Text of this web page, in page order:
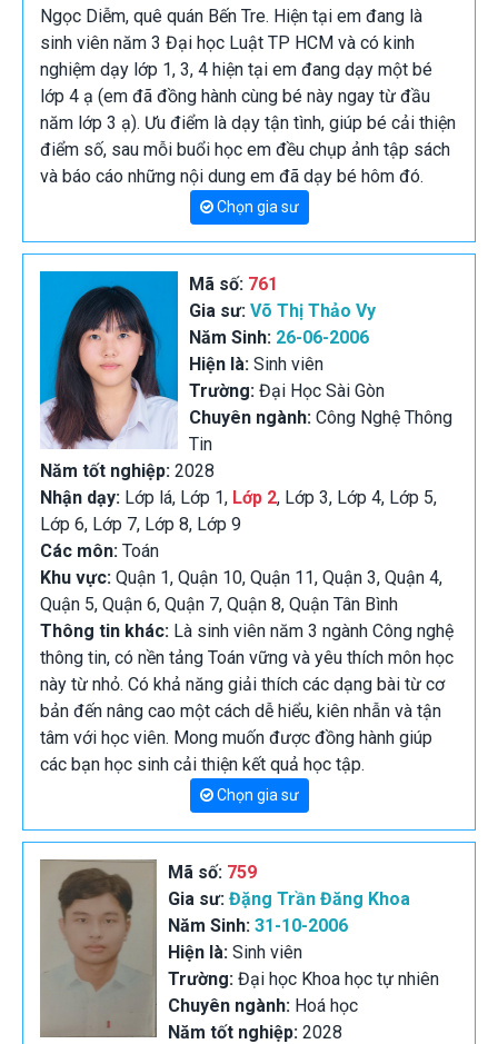
Ngọc Diễm, quê quán Bến Tre. Hiện tại em đang là
sinh viên năm 3 Đại học Luật TP HCM và có kinh
nghiệm dạy lớp 1, 3, 4 hiện tại em đang dạy một bé
lớp 4 ạ (em đã đồng hành cùng bé này ngay từ đầu
năm lớp 3 ạ). Ưu điểm là dạy tận tình, giúp bé cải thiện
điểm số, sau mỗi buổi học em đều chụp ảnh tập sách
và báo cáo những nội dung em đã dạy bé hôm đó.
Chọn gia sư
Mã số: 761
Gia sư: Võ Thị Thảo Vy
Năm Sinh: 26-06-2006
Hiện là: Sinh viên
Trường: Đại Học Sài Gòn
Chuyên ngành: Công Nghệ Thông
Tin
Năm tốt nghiệp: 2028
Nhận dạy: Lớp lá, Lớp 1, Lớp 2, Lớp 3, Lớp 4, Lớp 5,
Lớp 6, Lớp 7, Lớp 8, Lớp 9
Các môn: Toán
Khu vực: Quận 1, Quận 10, Quận 11, Quận 3, Quận 4,
Quận 5, Quận 6, Quận 7, Quận 8, Quận Tân Bình
Thông tin khác: Là sinh viên năm 3 ngành Công nghệ
thông tin, có nền tảng Toán vững và yêu thích môn học
này từ nhỏ. Có khả năng giải thích các dạng bài từ cơ
bản đến nâng cao một cách dễ hiểu, kiên nhẫn và tận
tâm với học viên. Mong muốn được đồng hành giúp
các bạn học sinh cải thiện kết quả học tập.
Chọn gia sư
Mã số: 759
Gia sư:Đặng Trần Đăng Khoa
Năm Sinh:31-10-2006
Hiện là:Sinh viên
Trường:Đại học Khoa học tự nhiên
Chuyên ngành: Hoá học
Năm tốt nghiệp:2028